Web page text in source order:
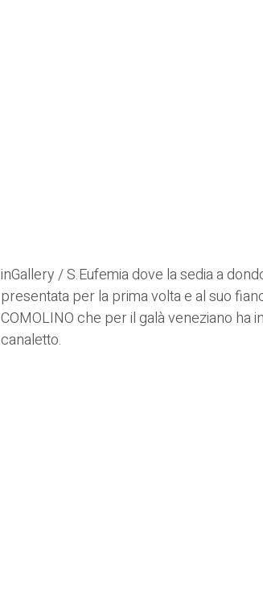
inGallery / S.Eufemiadove la sedia a
presentata per la prima volta e al suo
COMOLINO che per il galà veneziano ha
canaletto.